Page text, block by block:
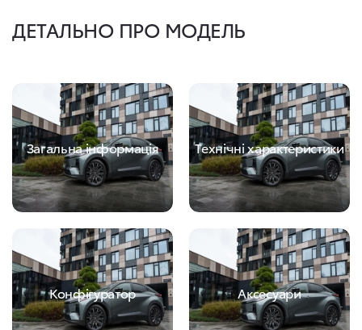
ДЕТАЛЬНО ПРО МОДЕЛЬ
Загальна інформація Технічні характеристики
Конфігуратор Аксесуари